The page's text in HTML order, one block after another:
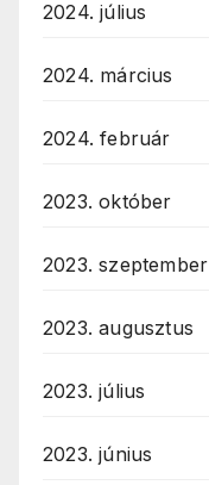
2024. július
2024. március
2024. február
2023. október
2023. szeptember
2023. augusztus
2023. július
2023. június